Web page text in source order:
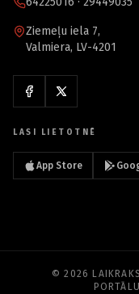
Ziemeļu iela 7,
Valmiera, LV-4201
LASI LIETOTNĒ
App Store
© 2026